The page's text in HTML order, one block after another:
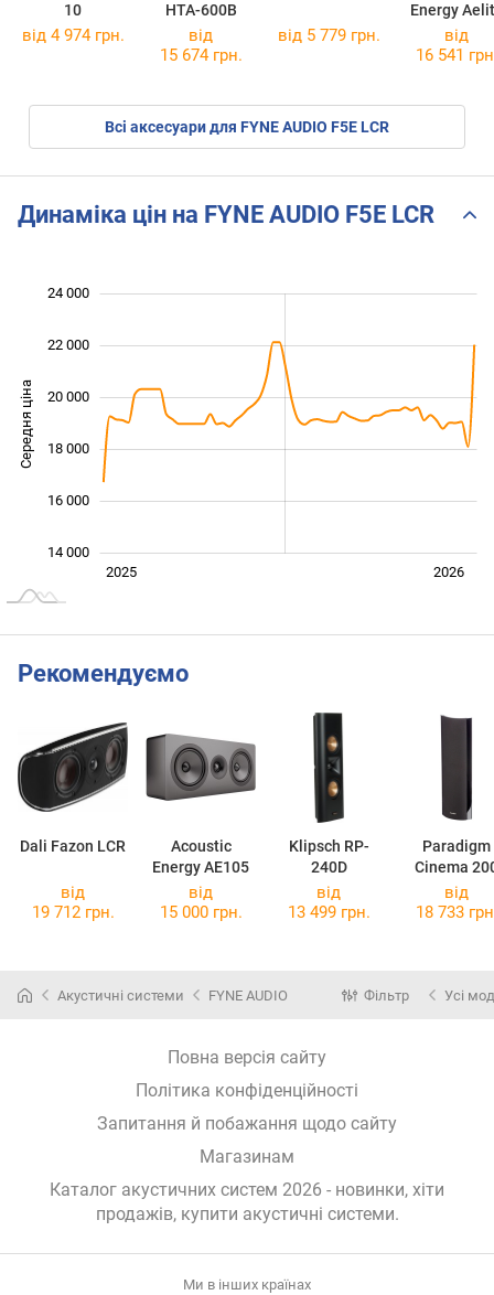
10
HTA-600B
Energy
608 Sub
від 4 974 грн.
від
15 674 грн.
від 5 779 грн.
від
16 541
Всі аксесуари для FYNE AUDIO F5E LCR
Динаміка цін на FYNE AUDIO F5E LCR
Середня ціна
14 000
16 000
18 000
20 000
22 000
24 000
Січ. 2025
Лип.
2027 2026
2025
Рекомендуємо
Dali Fazon LCR
Acoustic
Energy AE105
Klipsch RP-
240D
Paradigm
Cinema
від
19 712 грн.
від
15 000 грн.
від
13 499 грн.
від
18 733
Акустичні системи FYNE AUDIO Фільтр Усі
Повна версія сайту
Політика конфіденційності
Запитання й побажання щодо сайту
Магазинам
Каталог акустичних систем 2026 - новинки, хіти
продажів, купити акустичні системи.
Ми в інших країнах